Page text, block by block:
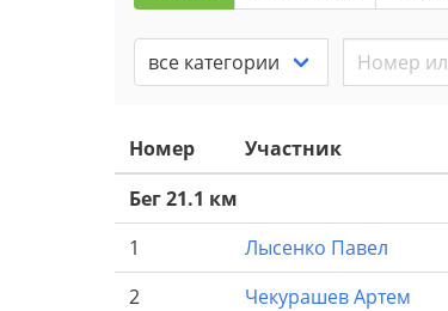
Номер Участник
Бег 21.1 км
1
Лысенко Павел
2
ЧекурашевАртем